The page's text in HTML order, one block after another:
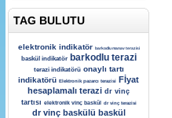
TAG BULUTU
elektronik indikatör barkodlu manav terazisi
baskül indikatör barkodlu terazi
terazi indikatörü onaylı tartı
indikatörü Elektronik pazarcı terazisi Fİyat
hesaplamalı terazi dr vinç
tartısı elektronik vinç baskül dr vinç terazisi
dr vinç baskülü baskül